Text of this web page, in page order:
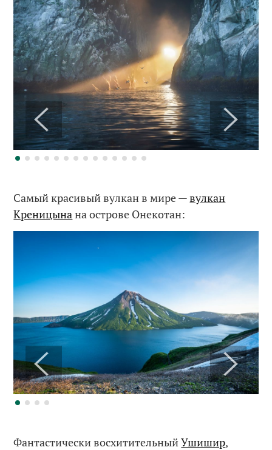
Самый красивый вулкан в мире —вулкан
Креницынана острове Онекотан:
Фантастически восхитительныйУшишир,